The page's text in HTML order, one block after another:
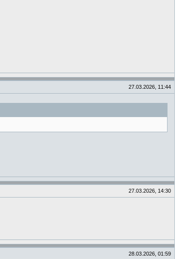
27.03.2026, 11:44
27.03.2026, 14:30
28.03.2026, 01:59